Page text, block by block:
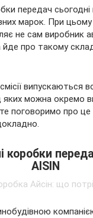
передач
марок. При
не сам виробник
про такому
випускаються
яких можна окремо
поговоримо про
коробки
AISIN